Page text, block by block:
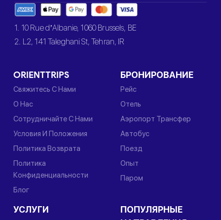
1. 10 Rue d’Albanie, 1060 Brussels, BE
2. L2, 141 Taleghani St, Tehran, IR
ORIENTTRIPS
Свяжитесь С Нами
О Нас
Сотрудничайте С Нами
Условия И Положения
Политика Возврата
Политика
Конфиденциальности
Блог
БРОНИРОВАНИЕ
Рейс
Отель
Аэропорт Трансфер
Автобус
Поезд
Опыт
Паром
УСЛУГИ
ПОПУЛЯРНЫЕ